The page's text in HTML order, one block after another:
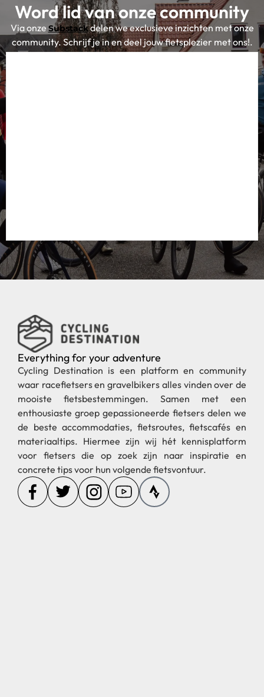
Word lid van onze community
Via onze Substackdelen we exclusieve inzichten met onze
community. Schrijf je in en deel jouw fietsplezier met ons!.
Everything for your adventure
Cycling Destination is een platform en community
waar racefietsers en gravelbikers alles vinden over de
mooiste fietsbestemmingen. Samen met een
enthousiaste groep gepassioneerde fietsers delen we
de beste accommodaties, fietsroutes, fietscafés en
materiaaltips. Hiermee zijn wij hét kennisplatform
voor fietsers die op zoek zijn naar inspiratie en
concrete tips voor hun volgende fietsvontuur.